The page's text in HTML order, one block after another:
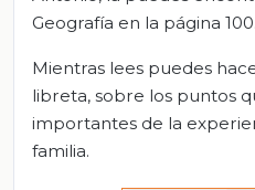
Geografía en la página 100.
Mientras lees puedes
libreta, sobre los puntos
importantes de la
familia.